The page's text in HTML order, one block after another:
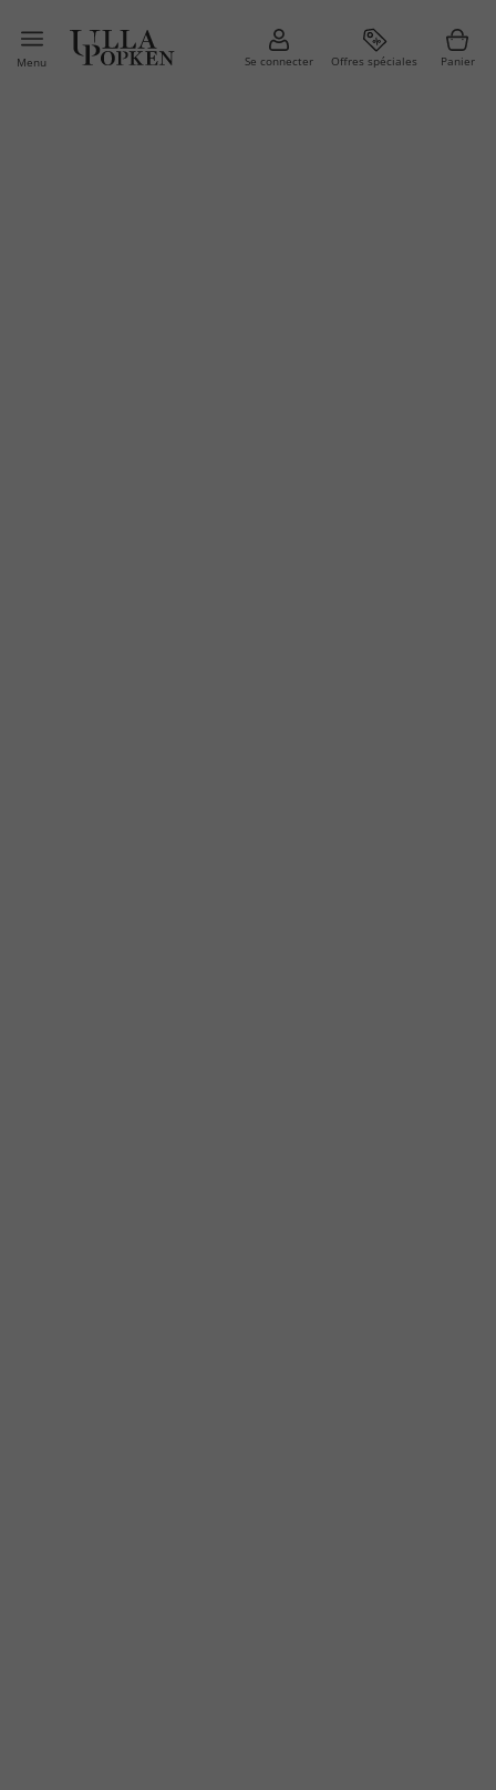
Menu Se connecter Offres spéciales Panier